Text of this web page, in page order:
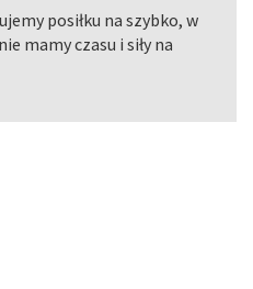
posiłku na szybko, w
mamy czasu i siły na